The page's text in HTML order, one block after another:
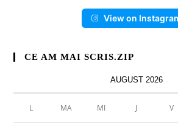
View on
CE AM MAI SCRIS.ZIP
AUGUST 2026
L MA MI J V